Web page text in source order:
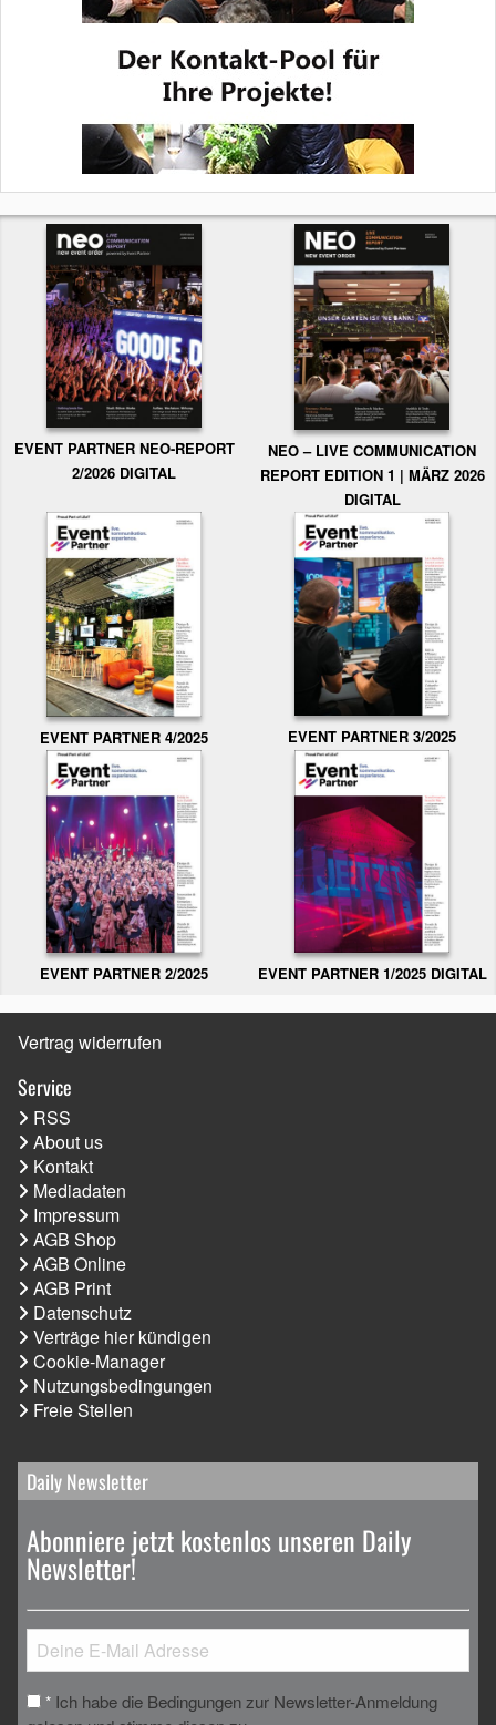
EVENT PARTNER NEO-REPORT
2/2026 DIGITAL
NEO – LIVE COMMUNICATION
REPORT EDITION 1 | MÄRZ 2026
DIGITAL
EVENT PARTNER 4/2025 EVENT PARTNER 3/2025
EVENT PARTNER 2/2025 EVENT PARTNER 1/2025 DIGITAL
Vertrag widerrufen
Service
RSS
About us
Kontakt
Mediadaten
Impressum
AGB Shop
AGB Online
AGB Print
Datenschutz
Verträge hier kündigen
Cookie-Manager
Nutzungsbedingungen
Freie Stellen
Daily Newsletter
Abonniere jetzt kostenlos unseren Daily
Newsletter!
* Ich habe die Bedingungen zur Newsletter-Anmeldung